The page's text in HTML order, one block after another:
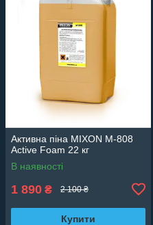
Активна піна MIXON M-808
Active Foam 22 кг
В наявності
1 890 ₴ 2 100 ₴
Купити